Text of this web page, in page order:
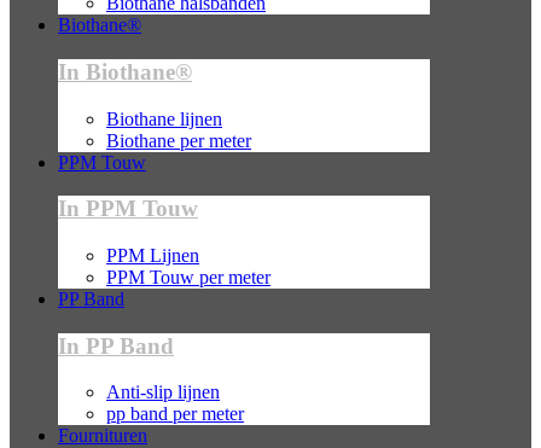
Biothane®
In Biothane®
Biothane lijnen
Biothane per meter
PPM Touw
In PPM Touw
PPM Lijnen
PPM Touw per meter
PP Band
In PP Band
Anti-slip lijnen
pp band per meter
Fournituren